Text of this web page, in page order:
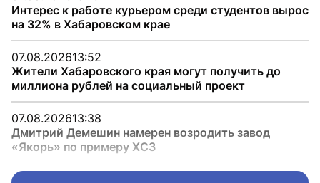
Интерес к работе курьером среди студентов вырос
на 32% в Хабаровском крае
07.08.202613:52
Жители Хабаровского края могут получить до
миллиона рублей на социальный проект
07.08.202613:38
Дмитрий Демешин намерен возродить завод
«Якорь» по примеру ХСЗ